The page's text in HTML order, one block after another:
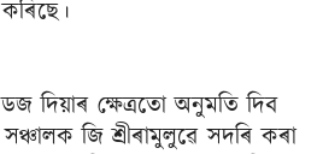
দিয়াৰ ক্ষেত্ৰতো অনুমতি দিব
সঞ্চালক জি শ্ৰীৰামুলুৱে সদৰি কৰা